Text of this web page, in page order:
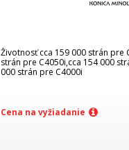
Životnosť cca 159 000 strán pre
strán pre C4050i,cca 154 000
000 strán pre C4000i
Cena na vyžiadanie